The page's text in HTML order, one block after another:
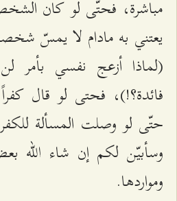
مباشرة، فحتّى لو كان
يعتني به مادام لا يمسّ
(لماذا أزعج نفسي بأمر
فائدة؟!)، فحتى لو قال
حتّى لو وصلت المسألة للكفر
وسأبيّن لكم إن شاء الله
ومواردها.